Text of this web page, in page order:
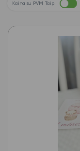
Kaina su PVM Taip